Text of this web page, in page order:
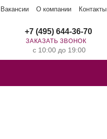
Вакансии О компании Контакты
+7 (495) 644-36-70
ЗАКАЗАТЬ ЗВОНОК
с 10:00 до 19:00